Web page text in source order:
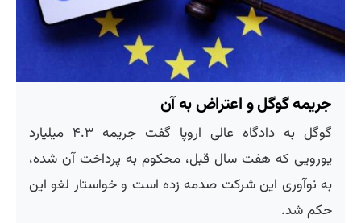
جریمه گوگل و اعتراض به آن
گوگل به دادگاه عالی اروپا گفت جریمه ۴.۳ میلیارد
یورویی که هفت سال قبل، محکوم به پرداخت آن شده،
به نوآوری این شرکت صدمه زده است و خواستار لغو این
حکم شد.